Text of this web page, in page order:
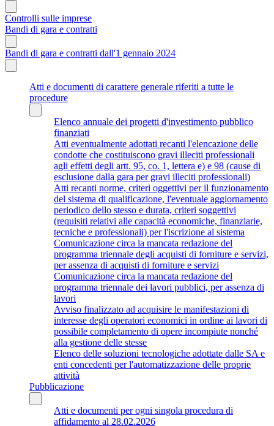
Controlli sulle imprese
Bandi di gara e contratti
Bandi di gara e contratti dall'1 gennaio 2024
Atti e documenti di carattere generale riferiti a tutte le
procedure
Elenco annuale dei progetti d'investimento pubblico
finanziati
Atti eventualmente adottati recanti l'elencazione delle
condotte che costituiscono gravi illeciti professionali
agli effetti degli artt. 95, co. 1, lettera e) e 98 (cause di
esclusione dalla gara per gravi illeciti professionali)
Atti recanti norme, criteri oggettivi per il funzionamento
del sistema di qualificazione, l'eventuale aggiornamento
periodico dello stesso e durata, criteri soggettivi
(requisiti relativi alle capacità economiche, finanziarie,
tecniche e professionali) per l'iscrizione al sistema
Comunicazione circa la mancata redazione del
programma triennale degli acquisti di forniture e servizi,
per assenza di acquisti di forniture e servizi
Comunicazione circa la mancata redazione del
programma triennale dei lavori pubblici, per assenza di
lavori
Avviso finalizzato ad acquisire le manifestazioni di
interesse degli operatori economici in ordine ai lavori di
possibile completamento di opere incompiute nonché
alla gestione delle stesse
Elenco delle soluzioni tecnologiche adottate dalle SA e
enti concedenti per l'automatizzazione delle proprie
attività
Pubblicazione
Atti e documenti per ogni singola procedura di
affidamento al 28.02.2026